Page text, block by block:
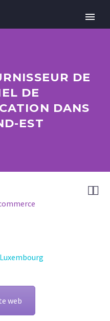
DE
DE
DANS
EST

web